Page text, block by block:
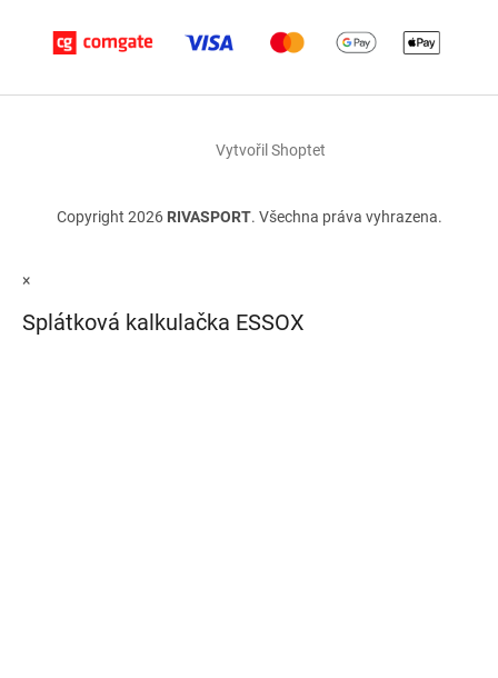
Vytvořil Shoptet
Copyright 2026 RIVASPORT. Všechna práva vyhrazena.
×
Splátková kalkulačka ESSOX